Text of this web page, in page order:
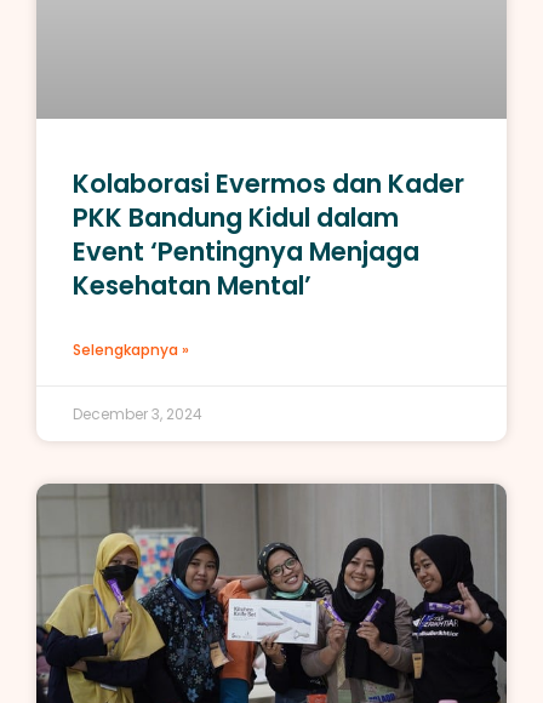
Kolaborasi Evermos dan Kader
PKK Bandung Kidul dalam
Event ‘Pentingnya Menjaga
Kesehatan Mental’
Selengkapnya »
December 3, 2024